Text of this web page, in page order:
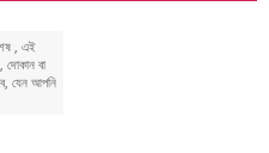
, এই
দোকান বা
যেন আপনি